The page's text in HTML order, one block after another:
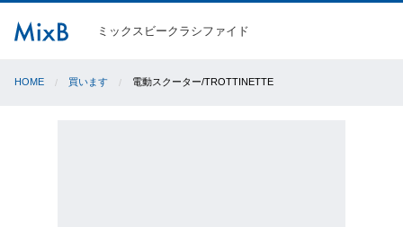
ミックスビークラシファイド
HOME 買います 電動スクーター/TROTTINETTE